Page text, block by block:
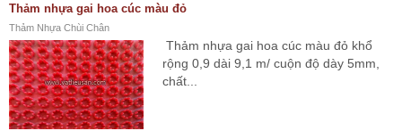
Thảm nhựa gai hoa cúc màu đỏ
Thảm Nhựa Chùi Chân
Thảm nhựa gai hoa cúc màu đỏ khổ
rộng 0,9 dài 9,1 m/ cuộn độ dày 5mm,
chất...